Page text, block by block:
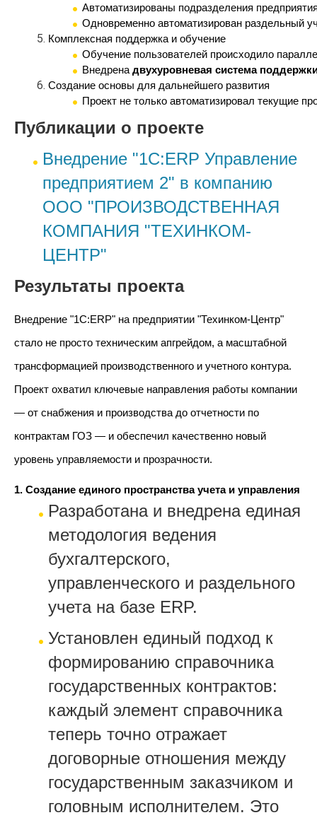
Автоматизированы подразделения
Одновременно автоматизирован раздельный
Комплексная поддержка и обучение
Обучение пользователей происходило
Внедрена двухуровневая система
Создание основы для дальнейшего развития
Проект не только автоматизировал текущие
Публикации о проекте
Внедрение "1С:ERP Управление
предприятием 2" в компанию
ООО "ПРОИЗВОДСТВЕННАЯ
КОМПАНИЯ "ТЕХИНКОМ-
ЦЕНТР"
Результаты проекта
Внедрение "1С:ERP" на предприятии "Техинком-Центр"
стало не просто техническим апгрейдом, а масштабной
трансформацией производственного и учетного контура.
Проект охватил ключевые направления работы компании
— от снабжения и производства до отчетности по
контрактам ГОЗ — и обеспечил качественно новый
уровень управляемости и прозрачности.
1. Создание единого пространства учета и управления
Разработана и внедрена единая
методология ведения
бухгалтерского,
управленческого и раздельного
учета на базе ERP.
Установлен единый подход к
формированию справочника
государственных контрактов:
каждый элемент справочника
теперь точно отражает
договорные отношения между
государственным заказчиком и
головным исполнителем. Это